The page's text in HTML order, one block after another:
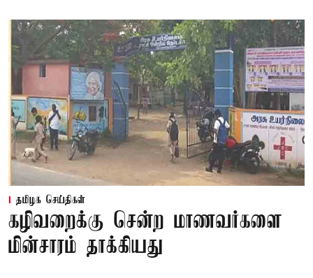
தமிழக செய்திகள்
கழிவறைக்கு சென்ற மாணவர்களை
மின்சாரம் தாக்கியது